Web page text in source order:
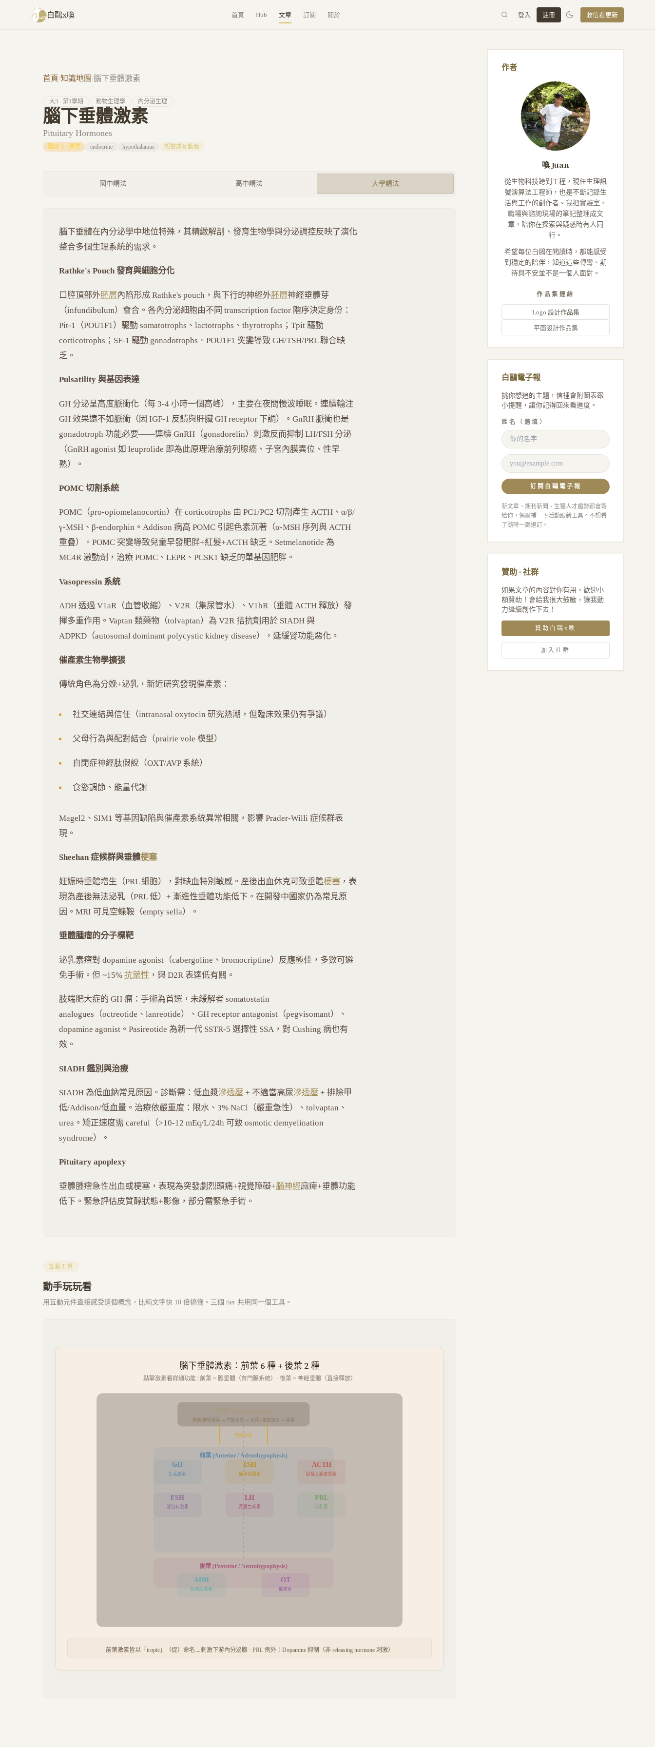
跳至主要內容
白鷗x喚 首頁 Hub 文章 訂閱 關於 登入 註冊 收信看更新
首頁/知識地圖/腦下垂體激素
大3 · 第1學期 動物生理學 內分泌生理
腦下垂體激素
Pituitary Hormones
難度 3 · 進階 endocrine hypothalamus 想做成互動版
國中講法 高中講法 大學講法
腦下垂體在內分泌學中地位特殊，其精緻解剖、發育生物學與分泌調控反映了演化
整合多個生理系統的需求。
Rathke's Pouch 發育與細胞分化
口腔頂部外胚層內陷形成 Rathke's pouch，與下行的神經外胚層神經垂體芽
（infundibulum）會合。各內分泌細胞由不同 transcription factor 階序決定身份：
Pit-1（POU1F1）驅動 somatotrophs、lactotrophs、thyrotrophs；Tpit 驅動
corticotrophs；SF-1 驅動 gonadotrophs。POU1F1 突變導致 GH/TSH/PRL 聯合缺
乏。
Pulsatility 與基因表達
GH 分泌呈高度脈衝化（每 3-4 小時一個高峰），主要在夜間慢波睡眠。連續輸注
GH 效果遠不如脈衝（因 IGF-1 反饋與肝臟 GH receptor 下調）。GnRH 脈衝也是
gonadotroph 功能必要——連續 GnRH（gonadorelin）刺激反而抑制 LH/FSH 分泌
（GnRH agonist 如 leuprolide 即為此原理治療前列腺癌、子宮內膜異位、性早
熟）。
POMC 切割系統
POMC（pro-opiomelanocortin）在 corticotrophs 由 PC1/PC2 切割產生 ACTH、α/β/
γ-MSH、β-endorphin。Addison 病高 POMC 引起色素沉著（α-MSH 序列與 ACTH
重疊）。POMC 突變導致兒童早發肥胖+紅髮+ACTH 缺乏。Setmelanotide 為
MC4R 激動劑，治療 POMC、LEPR、PCSK1 缺乏的單基因肥胖。
Vasopressin 系統
ADH 透過 V1aR（血管收縮）、V2R（集尿管水）、V1bR（垂體 ACTH 釋放）發
揮多重作用。Vaptan 類藥物（tolvaptan）為 V2R 拮抗劑用於 SIADH 與
ADPKD（autosomal dominant polycystic kidney disease），延緩腎功能惡化。
催產素生物學擴張
傳統角色為分娩+泌乳，新近研究發現催產素：
社交連結與信任（intranasal oxytocin 研究熱潮，但臨床效果仍有爭議）
父母行為與配對結合（prairie vole 模型）
自閉症神經肽假說（OXT/AVP 系統）
食慾調節、能量代謝
Magel2、SIM1 等基因缺陷與催產素系統異常相關，影響 Prader-Willi 症候群表
現。
Sheehan 症候群與垂體梗塞
妊娠時垂體增生（PRL 細胞），對缺血特別敏感。產後出血休克可致垂體梗塞 ，表
現為產後無法泌乳（PRL 低）+ 漸進性垂體功能低下。在開發中國家仍為常見原
因。MRI 可見空蝶鞍（empty sella）。
垂體腫瘤的分子標靶
泌乳素瘤對 dopamine agonist（cabergoline、bromocriptine）反應極佳，多數可避
免手術。但 ~15% 抗藥性 ，與 D2R 表達低有關。
肢端肥大症的 GH 瘤：手術為首選，未緩解者 somatostatin
analogues（octreotide、lanreotide）、GH receptor antagonist（pegvisomant）、
dopamine agonist。Pasireotide 為新一代 SSTR-5 選擇性 SSA，對 Cushing 病也有
效。
SIADH 鑑別與治療
SIADH 為低血鈉常見原因。診斷需：低血漿滲透壓 + 不適當高尿滲透壓 + 排除甲
低/Addison/低血量。治療依嚴重度：限水、3% NaCl（嚴重急性）、tolvaptan、
urea。矯正速度需 careful（>10-12 mEq/L/24h 可致 osmotic demyelination
syndrome）。
Pituitary apoplexy
垂體腫瘤急性出血或梗塞，表現為突發劇烈頭痛+視覺障礙+腦神經麻痺+垂體功能
低下。緊急評估皮質醇狀態+影像，部分需緊急手術。
互動工具
動手玩玩看
用互動元件直接感受這個概念，比純文字快 10 倍搞懂。三個 tier 共用同一個工具。
腦下垂體激素：前葉 6 種 + 後葉 2 種
點擊激素看詳細功能 | 前葉 = 腺垂體（有門脈系統）· 後葉 = 神經垂體（直接釋放）
釋放/抑制激素 → 門脈系統 → 前葉 | 直接軸突 → 後葉
門脈系統
前葉 (Anterior / Adenohypophysis)
GH
生長激素
TSH
促甲狀腺素
ACTH
促腎上腺皮質素
FSH
濾泡刺激素
LH
黃體生成素
PRL
泌乳素
後葉 (Posterior / Neurohypophysis)
ADH
抗利尿激素
OT
催產素
前葉激素皆以「tropic」（促）命名→刺激下游內分泌腺 · PRL 例外：Dopamine 抑制（非 releasing hormone 刺激）
作者
喚 Juan
從生物科技跨到工程，現任生理訊
號演算法工程師，也是不斷記錄生
活與工作的創作者。我把實驗室、
職場與諮詢現場的筆記整理成文
章，陪你在探索與疑惑時有人同
行。
希望每位白鷗在閱讀時，都能感受
到穩定的陪伴，知道這些轉彎、期
待與不安並不是一個人面對。
作品集連結
Logo 設計作品集
平面設計作品集
白鷗電子報
挑你想追的主題，信裡會附圖表跟
小提醒，讓你記得回來看進度。
姓名（選填）
訂閱白鷗電子報
新文章、期刊新聞、生醫人才趨勢都會寄
給你，偶爾補一下活動跟新工具。不想看
了隨時一鍵退訂。
贊助 · 社群
如果文章的內容對你有用，歡迎小
額贊助！會給我很大鼓勵，讓我動
力繼續創作下去！
贊助白鷗x喚
加入社群